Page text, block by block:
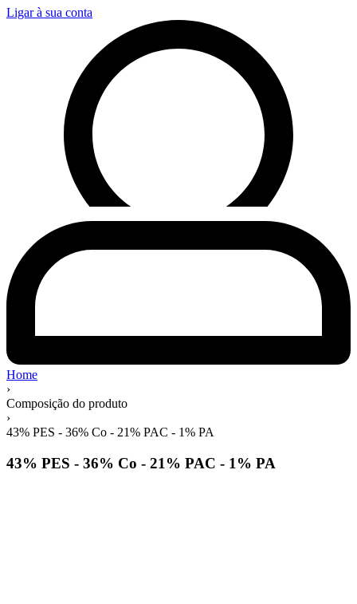
Ligar à sua conta
Home
›
Composição do produto
›
43% PES - 36% Co - 21% PAC - 1% PA
43% PES - 36% Co - 21% PAC - 1% PA